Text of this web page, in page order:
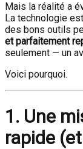
Mais la réalité a
La technologie
des bons outils
et parfaitement
seulement — un
Voici pourquoi.
1. Une
rapide